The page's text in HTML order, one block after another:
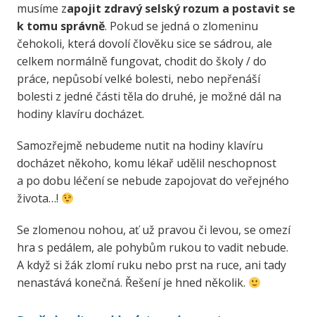
musíme zapojit zdravý selský rozum a postavit se
k tomu správně. Pokud se jedná o zlomeninu
čehokoli, která dovolí člověku sice se sádrou, ale
celkem normálně fungovat, chodit do školy / do
práce, nepůsobí velké bolesti, nebo nepřenáší
bolesti z jedné části těla do druhé, je možné dál na
hodiny klavíru docházet.
Samozřejmě nebudeme nutit na hodiny klavíru
docházet někoho, komu lékař udělil neschopnost
a po dobu léčení se nebude zapojovat do veřejného
života…!
Se zlomenou nohou, ať už pravou či levou, se omezí
hra s pedálem, ale pohybům rukou to vadit nebude.
A když si žák zlomí ruku nebo prst na ruce, ani tady
nenastává konečná. Řešení je hned několik.